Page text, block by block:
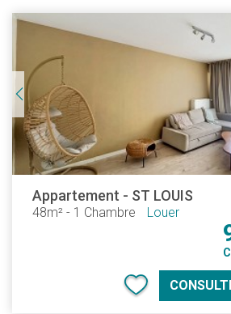
Appartement - ST LOUIS
48m² - 1 Chambre Louer